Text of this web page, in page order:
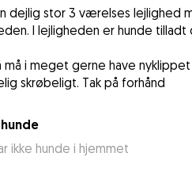
dejlig stor 3 værelses lejlighed
I lejligheden er hunde tilladt
må i meget gerne have
skrøbeligt. Tak på forhånd
ikke hunde i hjemmet